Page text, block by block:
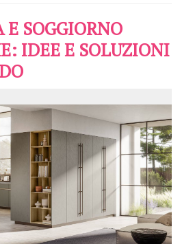
E SOGGIORNO
IDEE E SOLUZIONI